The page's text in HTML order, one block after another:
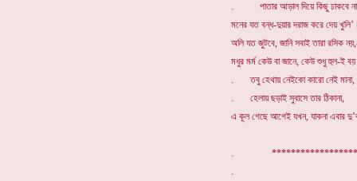
. পাতার আড়াল দিয়ে কিছু ঢাকবে
মনের যত বন্ধ-দুয়ার দরাজ করে দেয় খুলি’
অলি যত জুটবে, জানি সবাই তারা রসিক
মধুর মর্ম কেউ বা জানে, কেউ শুধু হুল-ই বয়
. তবু হেথায় নেইকো কারো নেই মানা,
. হেলায় ছড়াই সুবাসে তার ঠিকানা,
এ কূল গেছে আগেই যখন, যাকনা এবার
.